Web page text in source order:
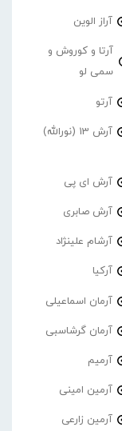
آراز الوین
آرتا و کوروش و
سمی لو
آرتو
آرش 13 (نورالله)
آرش ای پی
آرش صابری
آرشام علینژاد
آرکیا
آرمان اسماعیلی
آرمان گرشاسبی
آرمیم
آرمین امینی
آرمین زارعی